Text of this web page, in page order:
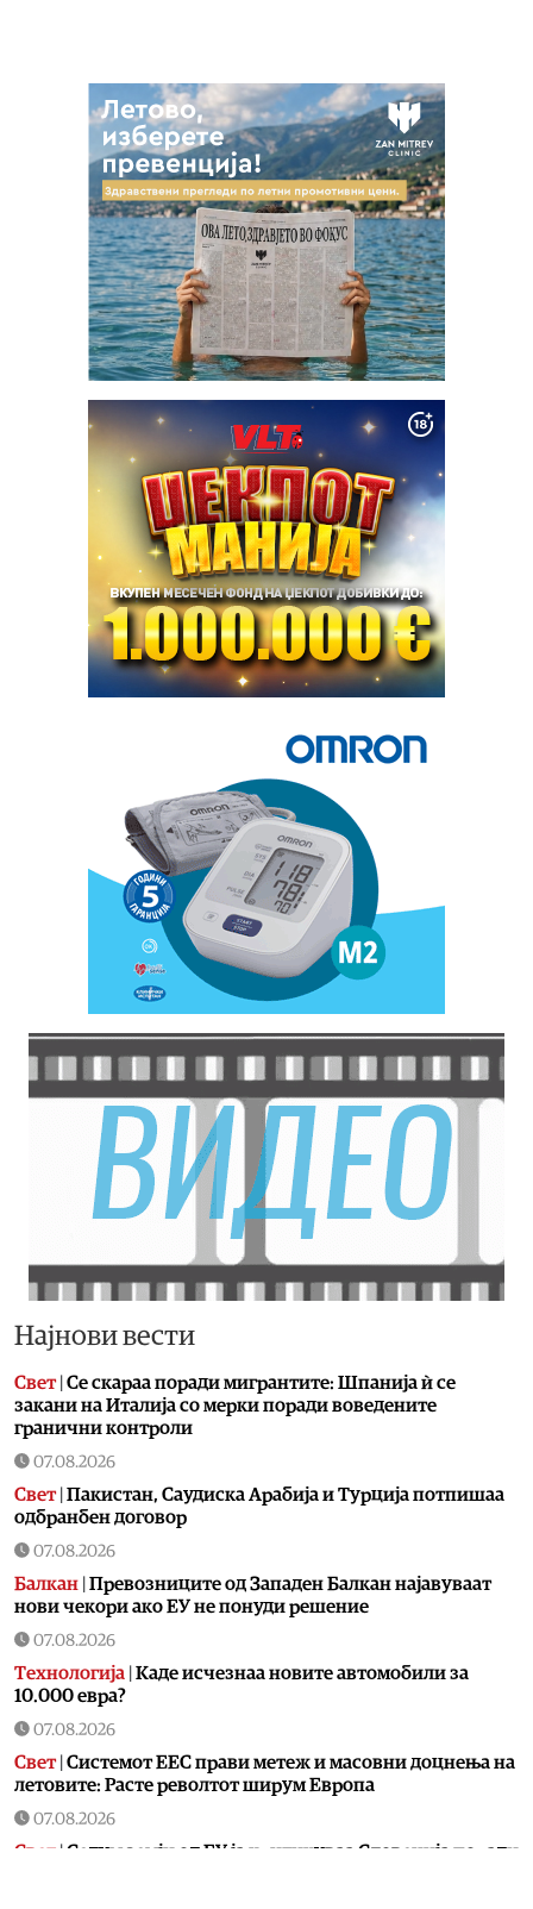
Најнови вести
Свет| Се скараа поради мигрантите: Шпанија ѝ се
закани на Италија со мерки поради воведените
гранични контроли
07.08.2026
Свет| Пакистан, Саудиска Арабија и Турција потпишаа
одбранбен договор
07.08.2026
Балкан Превозниците од Западен Балкан најавуваат
нови чекори ако ЕУ не понуди решение
07.08.2026
Технологија Kаде исчезнаа новите автомобили за
10.000 евра?
07.08.2026
Свет| Системот ЕЕС прави метеж и масовни доцнења на
летовите: Расте револтот ширум Европа
07.08.2026
Свет | Седум земји од ЕУ ја критикуваа Словенија поради